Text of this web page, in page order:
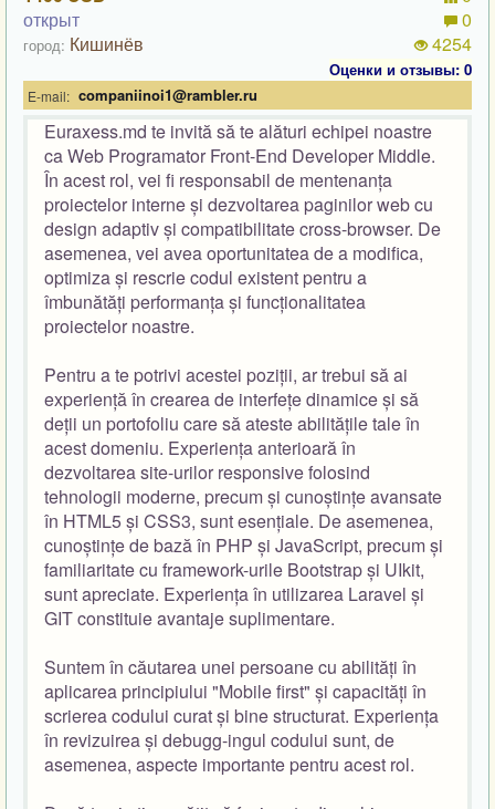
открыт
город: Кишинёв
0
4254
Оценки и отзывы: 0
E-mail: companiinoi1@rambler.ru
Euraxess.md te invită să te alături echipei noastre
ca Web Programator Front-End Developer Middle.
În acest rol, vei fi responsabil de mentenanța
proiectelor interne și dezvoltarea paginilor web cu
design adaptiv și compatibilitate cross-browser. De
asemenea, vei avea oportunitatea de a modifica,
optimiza și rescrie codul existent pentru a
îmbunătăți performanța și funcționalitatea
proiectelor noastre.
Pentru a te potrivi acestei poziții, ar trebui să ai
experiență în crearea de interfețe dinamice și să
deții un portofoliu care să ateste abilitățile tale în
acest domeniu. Experiența anterioară în
dezvoltarea site-urilor responsive folosind
tehnologii moderne, precum și cunoștințe avansate
în HTML5 și CSS3, sunt esențiale. De asemenea,
cunoștințe de bază în PHP și JavaScript, precum și
familiaritate cu framework-urile Bootstrap și UIkit,
sunt apreciate. Experiența în utilizarea Laravel și
GIT constituie avantaje suplimentare.
Suntem în căutarea unei persoane cu abilități în
aplicarea principiului "Mobile first" și capacități în
scrierea codului curat și bine structurat. Experiența
în revizuirea și debugg-ingul codului sunt, de
asemenea, aspecte importante pentru acest rol.